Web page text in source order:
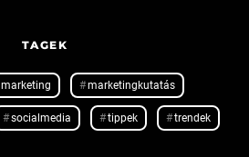
TAGEK
marketing marketingkutatás
socialmedia tippek trendek